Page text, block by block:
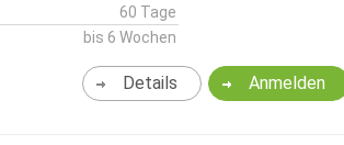
60 Tage
bis 6 Wochen
Anmelden
Details